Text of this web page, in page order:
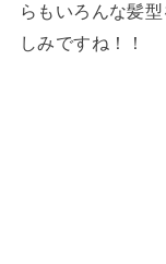
らもいろんな髪
しみですね！！